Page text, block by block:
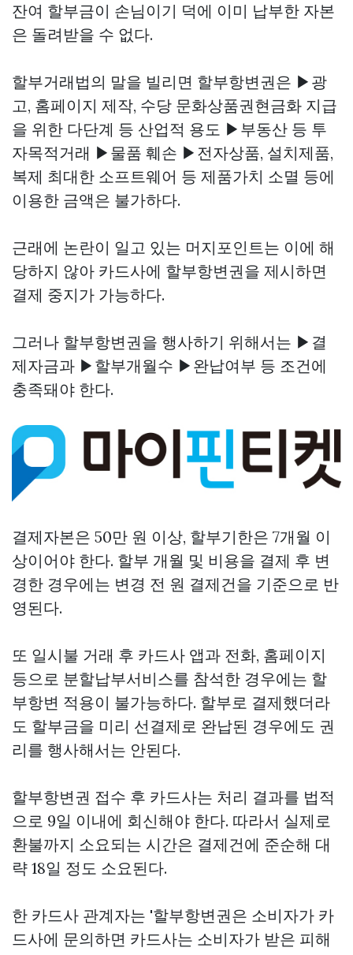
잔여 할부금이 손님이기 덕에 이미 납부한 자본
은 돌려받을 수 없다.
할부거래법의 말을 빌리면 할부항변권은 ▶광
고, 홈페이지 제작, 수당 문화상품권현금화 지급
을 위한 다단계 등 산업적 용도 ▶부동산 등 투
자목적거래 ▶물품 훼손 ▶전자상품, 설치제품,
복제 최대한 소프트웨어 등 제품가치 소멸 등에
이용한 금액은 불가하다.
근래에 논란이 일고 있는 머지포인트는 이에 해
당하지 않아 카드사에 할부항변권을 제시하면
결제 중지가 가능하다.
그러나 할부항변권을 행사하기 위해서는 ▶결
제자금과 ▶할부개월수 ▶완납여부 등 조건에
충족돼야 한다.
결제자본은 50만 원 이상, 할부기한은 7개월 이
상이어야 한다. 할부 개월 및 비용을 결제 후 변
경한 경우에는 변경 전 원 결제건을 기준으로 반
영된다.
또 일시불 거래 후 카드사 앱과 전화, 홈페이지
등으로 분할납부서비스를 참석한 경우에는 할
부항변 적용이 불가능하다. 할부로 결제했더라
도 할부금을 미리 선결제로 완납된 경우에도 권
리를 행사해서는 안된다.
할부항변권 접수 후 카드사는 처리 결과를 법적
으로 9일 이내에 회신해야 한다. 따라서 실제로
환불까지 소요되는 시간은 결제건에 준순해 대
략 18일 정도 소요된다.
한 카드사 관계자는 '할부항변권은 소비자가 카
드사에 문의하면 카드사는 소비자가 받은 피해